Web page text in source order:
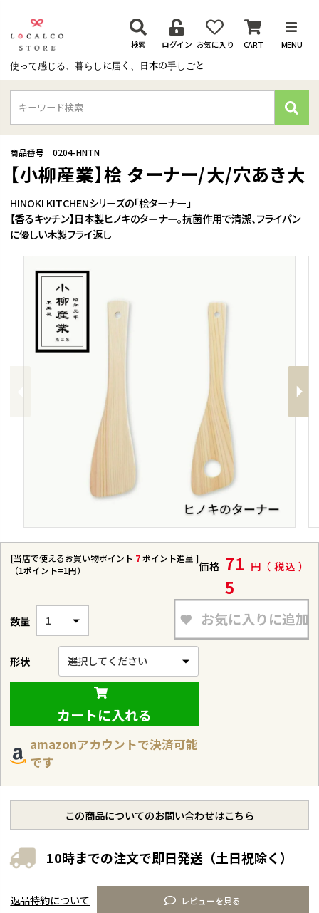
使って感じる、暮らしに届く、日本の手しごと
検索 ログイン お気に入り CART MENU
検
索
HINOKI KITCHENシリーズの「桧ターナー」
【香るキッチン】日本製ヒノキのターナー。抗菌作用で清潔、フライパン
に優しい木製フライ返し
【小柳産業】桧 ターナー/大/穴あき大
商品番号 0204-HNTN
[当店で使えるお買い物ポイント 7ポイント進呈 ]
（1ポイント=1円）
価格 71
5
税込
形状
お気に入りに追加
カートに入れる
amazonアカウントで決済可能
です
10時までの注文で即日発送（土日祝除く）
この商品についてのお問い合わせはこちら
レビューを見る
返品特約について